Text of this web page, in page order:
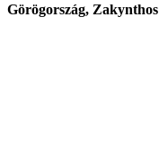
Görögország, Zakynthos